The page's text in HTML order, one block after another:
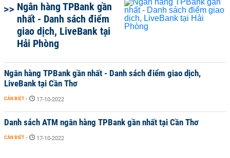
Ngân hàng TPBank gần
nhất - Danh sách điểm
giao dịch, LiveBank tại
Hải Phòng
Ngân hàng TPBank gần nhất - Danh sách điểm giao dịch,
LiveBank tại Cần Thơ
CẦN BIẾT - 17-10-2022
Danh sách ATM ngân hàng TPBank gần nhất tại Cần Thơ
CẦN BIẾT - 17-10-2022